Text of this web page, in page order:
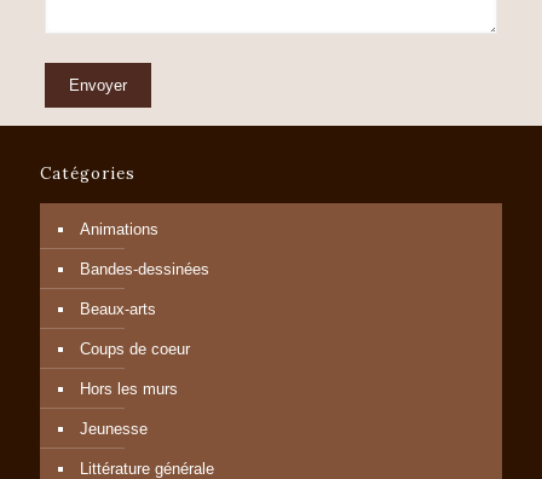
Catégories
Animations
Bandes-dessinées
Beaux-arts
Coups de coeur
Hors les murs
Jeunesse
Littérature générale